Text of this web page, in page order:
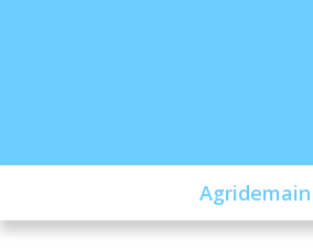
Agridemain